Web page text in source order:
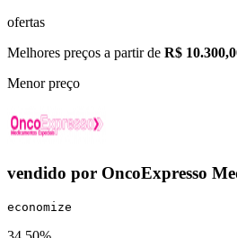
ofertas
Melhores preços a partir de R$
Menor preço
vendido por OncoExpresso
economize